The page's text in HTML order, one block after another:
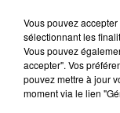
Jeux
Vous pouvez
sélectionnant les
Vous pouvez
accepter". Vos
pouvez mettre à jour
moment via le lien